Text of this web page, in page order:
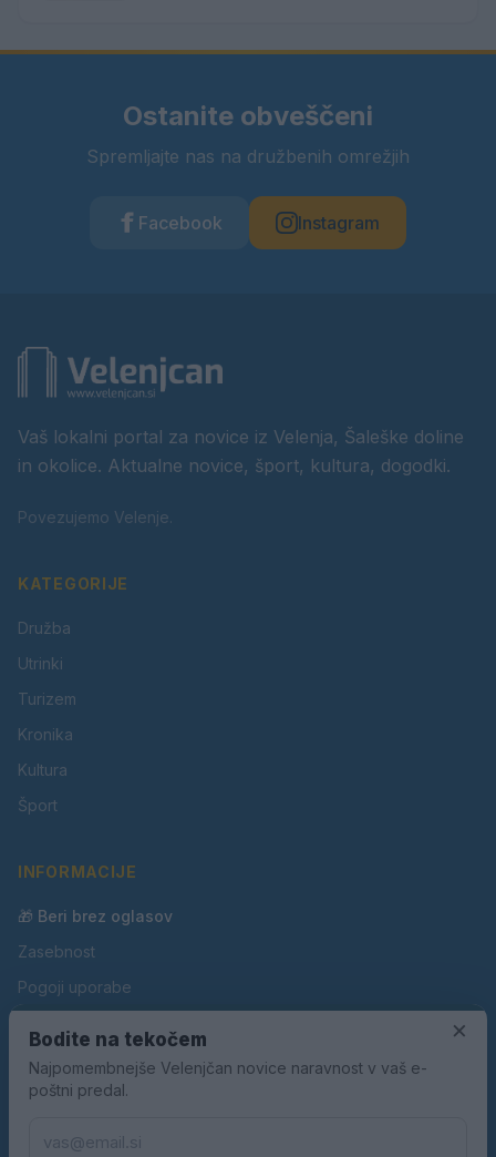
Ostanite obveščeni
Spremljajte nas na družbenih omrežjih
Facebook Instagram
Vaš lokalni portal za novice iz Velenja, Šaleške doline
in okolice. Aktualne novice, šport, kultura, dogodki.
Povezujemo Velenje.
KATEGORIJE
Družba
Utrinki
Turizem
Kronika
Kultura
Šport
INFORMACIJE
🎁 Beri brez oglasov
Zasebnost
Pogoji uporabe
Oglaševanje
Kontakt
×
Bodite na tekočem
Najpomembnejše Velenjčan novice naravnost v vaš e-
poštni predal.